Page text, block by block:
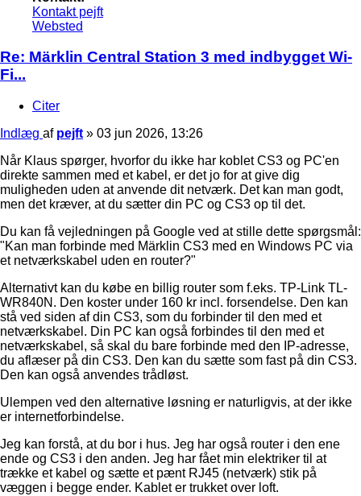
Kontakt pejft
Websted
Re: Märklin Central Station 3 med indbygget Wi-
Fi...
Citer
Indlæg af pejft » 03 jun 2026, 13:26
Når Klaus spørger, hvorfor du ikke har koblet CS3 og PC'en
direkte sammen med et kabel, er det jo for at give dig
muligheden uden at anvende dit netværk. Det kan man godt,
men det kræver, at du sætter din PC og CS3 op til det.
Du kan få vejledningen på Google ved at stille dette spørgsmål:
"Kan man forbinde med Märklin CS3 med en Windows PC via
et netværkskabel uden en router?"
Alternativt kan du købe en billig router som f.eks. TP-Link TL-
WR840N. Den koster under 160 kr incl. forsendelse. Den kan
stå ved siden af din CS3, som du forbinder til den med et
netværkskabel. Din PC kan også forbindes til den med et
netværkskabel, så skal du bare forbinde med den IP-adresse,
du aflæser på din CS3. Den kan du sætte som fast på din CS3.
Den kan også anvendes trådløst.
Ulempen ved den alternative løsning er naturligvis, at der ikke
er internetforbindelse.
Jeg kan forstå, at du bor i hus. Jeg har også router i den ene
ende og CS3 i den anden. Jeg har fået min elektriker til at
trække et kabel og sætte et pænt RJ45 (netværk) stik på
væggen i begge ender. Kablet er trukket over loft.